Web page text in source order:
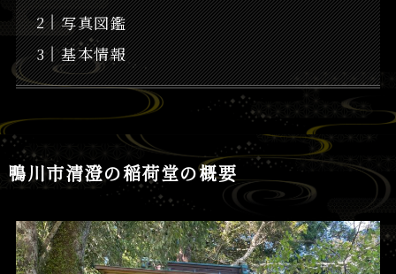
写真図鑑
基本情報
鴨川市清澄の稲荷堂の概要